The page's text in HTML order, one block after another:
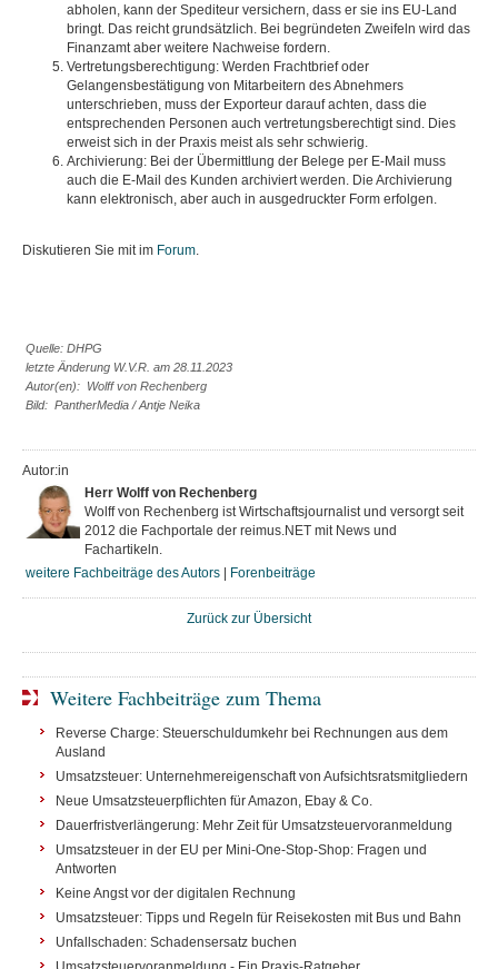
abholen, kann der Spediteur versichern, dass er sie ins EU-Land
bringt. Das reicht grundsätzlich. Bei begründeten Zweifeln wird das
Finanzamt aber weitere Nachweise fordern.
Vertretungsberechtigung: Werden Frachtbrief oder
Gelangensbestätigung von Mitarbeitern des Abnehmers
unterschrieben, muss der Exporteur darauf achten, dass die
entsprechenden Personen auch vertretungsberechtigt sind. Dies
erweist sich in der Praxis meist als sehr schwierig.
Archivierung: Bei der Übermittlung der Belege per E-Mail muss
auch die E-Mail des Kunden archiviert werden. Die Archivierung
kann elektronisch, aber auch in ausgedruckter Form erfolgen.
Diskutieren Sie mit im Forum.
Quelle: DHPG
letzte Änderung W.V.R. am 28.11.2023
Autor(en): Wolff von Rechenberg
Bild: PantherMedia / Antje Neika
Autor:in
Herr Wolff von Rechenberg
Wolff von Rechenberg ist Wirtschaftsjournalist und versorgt seit
2012 die Fachportale der reimus.NET mit News und
Fachartikeln.
weitere Fachbeiträge des Autors
Forenbeiträge
Zurück zur Übersicht
Weitere Fachbeiträge zum Thema
Reverse Charge: Steuerschuldumkehr bei Rechnungen aus dem
Ausland
Umsatzsteuer: Unternehmereigenschaft von Aufsichtsratsmitgliedern
Neue Umsatzsteuerpflichten für Amazon, Ebay & Co.
Dauerfristverlängerung: Mehr Zeit für Umsatzsteuervoranmeldung
Umsatzsteuer in der EU per Mini-One-Stop-Shop: Fragen und
Antworten
Keine Angst vor der digitalen Rechnung
Umsatzsteuer: Tipps und Regeln für Reisekosten mit Bus und Bahn
Unfallschaden: Schadensersatz buchen